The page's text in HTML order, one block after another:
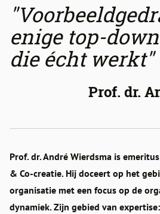
Prof. dr.
enige top-
die écht werkt"
Prof. dr. André Wierdsma is
& Co-creatie. Hij doceert op het
organisatie met een focus op de
dynamiek. Zijn gebied van